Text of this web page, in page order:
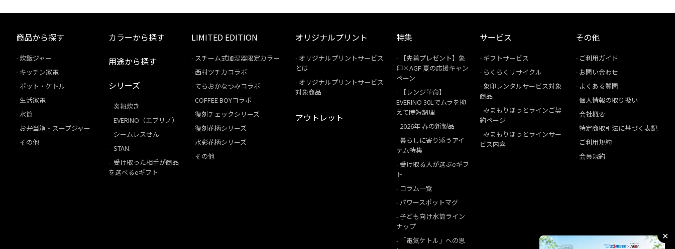
商品から探す
炊飯ジャー
キッチン家電
ポット・ケトル
生活家電
水筒
お弁当箱・スープジャー
その他
カラーから探す
用途から探す
シリーズ
炎舞炊き
EVERINO（エブリノ）
シームレスせん
STAN.
受け取った相手が商品
を選べるeギフト
LIMITED EDITION
スチーム式加湿器限定カラー
西村ツチカコラボ
てらおかなつみコラボ
COFFEE BOYコラボ
復刻チェックシリーズ
復刻花柄シリーズ
水彩花柄シリーズ
その他
オリジナルプリント
オリジナルプリントサービス
とは
オリジナルプリントサービス
対象商品
アウトレット
特集
【先着プレゼント】象
印×AGF 夏の応援キャン
ペーン
【レンジ革命】
EVERINO 30Lでムラを抑
えて時短調理
2026年 春の新製品
暮らしに寄り添うアイ
テム特集
受け取る人が選ぶeギフ
ト
コラム一覧
パワースポットマグ
子ども向け水筒ライン
ナップ
「電気ケトル」への思
サービス
ギフトサービス
らくらくリサイクル
象印レンタルサービス対象
商品
みまもりほっとラインご契
約ページ
みまもりほっとラインサー
ビス内容
その他
ご利用ガイド
お問い合わせ
よくある質問
個人情報の取り扱い
会社概要
特定商取引法に基づく表記
ご利用規約
会員規約
✕